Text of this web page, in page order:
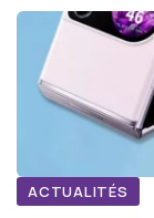
ACTUALITÉS